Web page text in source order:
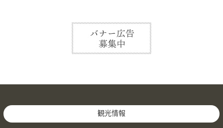
観光情報